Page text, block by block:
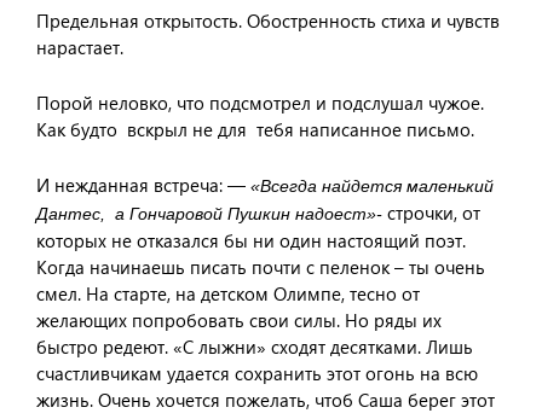
Предельная открытость. Обостренность стиха и чувств
нарастает.
Порой неловко, что подсмотрел и подслушал чужое.
Как будто вскрыл не для тебя написанное письмо.
И нежданная встреча: — «Всегда найдется маленький
Дантес, а Гончаровой Пушкин надоест»- строчки, от
которых не отказался бы ни один настоящий поэт.
Когда начинаешь писать почти с пеленок – ты очень
смел. На старте, на детском Олимпе, тесно от
желающих попробовать свои силы. Но ряды их
быстро редеют. «С лыжни» сходят десятками. Лишь
счастливчикам удается сохранить этот огонь на всю
жизнь. Очень хочется пожелать, чтоб Саша берег этот